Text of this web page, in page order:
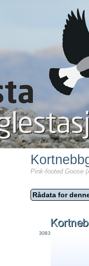
Pink-footed Goose
Rådata for